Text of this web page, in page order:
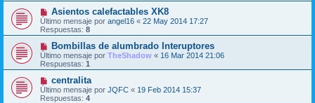
Asientos calefactables XK8
Último mensaje por angel16 « 22 May 2014 17:27
Respuestas: 8
Bombillas de alumbrado Interuptores
Último mensaje por TheShadow « 16 Mar 2014 21:06
Respuestas: 1
centralita
Último mensaje por JQFC « 19 Feb 2014 15:37
Respuestas: 4